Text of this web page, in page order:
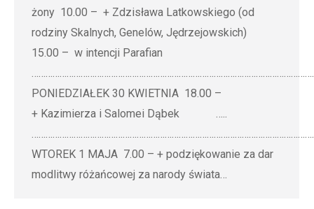
żony 10.00 – + Zdzisława Latkowskiego (od
rodziny Skalnych, Genelów, Jędrzejowskich)
15.00 – w intencji Parafian
PONIEDZIAŁEK 30 KWIETNIA 18.00 –
+ Kazimierza i Salomei Dąbek …..
WTOREK 1 MAJA 7.00 – + podziękowanie za dar
modlitwy różańcowej za narody świata…